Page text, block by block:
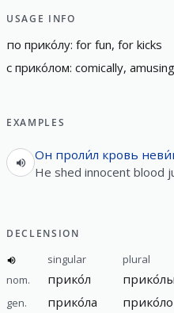
USAGE INFO
по прико́лу: for fun, for kicks
с прико́лом: comically, amusing
EXAMPLES
Он проли́л кровь
He shed innocent blood
DECLENSION
singular
plural
nom.
прико́л прико́лы
gen. прико́ла